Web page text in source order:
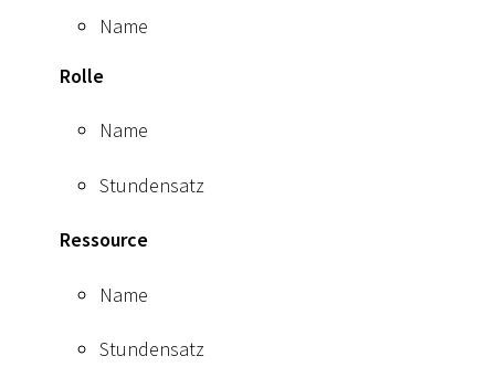
Name
Rolle
Name
Stundensatz
Ressource
Name
Stundensatz